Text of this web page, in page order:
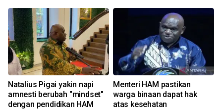
Natalius Pigai yakin napi
amnesti berubah "mindset"
dengan pendidikan HAM
Menteri HAM pastikan
warga binaan dapat hak
atas kesehatan